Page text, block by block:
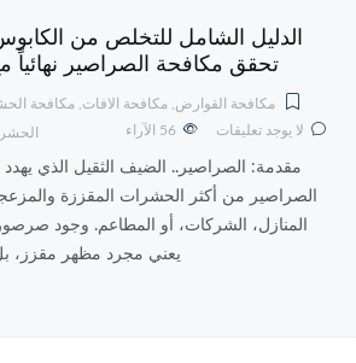
الدليل الشامل للتخلص من
تحقق مكافحة الصراصير نهائياً
مكافحة القوارض ,مكافحة الافات ,مكافحة
لا يوجد تعليقات الآراء
مقدمة: الصراصير.. الضيف الثقيل الذي يهدد
الصراصير من أكثر الحشرات المقززة
المنازل، الشركات، أو المطاعم. وجود
يعني مجرد مظهر مقزز،